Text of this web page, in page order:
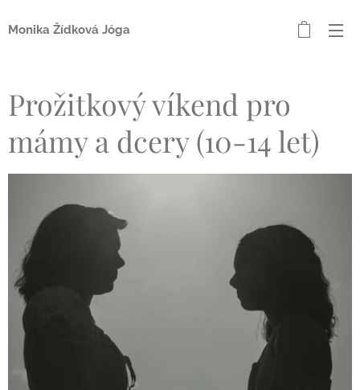
Monika Žídková Jóga
Prožitkový víkend pro
mámy a dcery (10-14 let)